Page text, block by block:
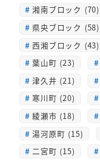
湘南ブロック (70)
県央ブロック (58)
西湘ブロック (43)
葉山町 (23)
津久井 (21)
寒川町 (20)
綾瀬市 (18)
湯河原町 (15)
二宮町 (15)